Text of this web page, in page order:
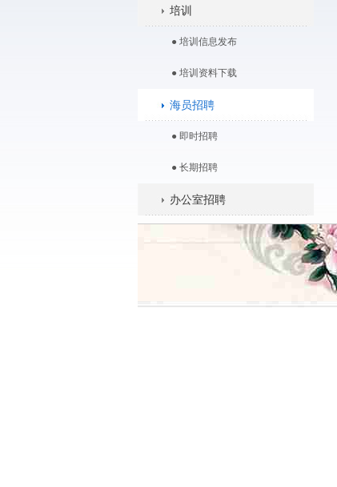
培训
● 培训信息发布
● 培训资料下载
海员招聘
● 即时招聘
● 长期招聘
办公室招聘